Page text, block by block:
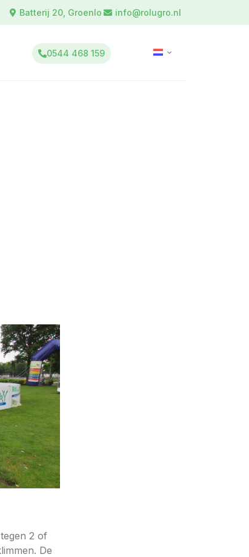
Batterij 20, Groenlo info@rolugro.nl
0544 468 159
2 of
De